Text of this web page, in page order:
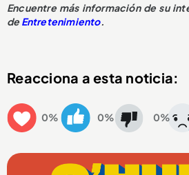
Encuentre más información de su
deEntretenimiento.
Reacciona a esta noticia:
0% 0% 0%